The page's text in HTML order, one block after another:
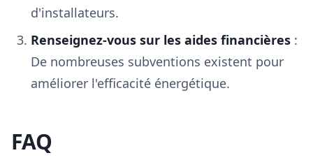
d'installateurs.
Renseignez-vous sur les aides financières :
De nombreuses subventions existent pour
améliorer l'efficacité énergétique.
FAQ